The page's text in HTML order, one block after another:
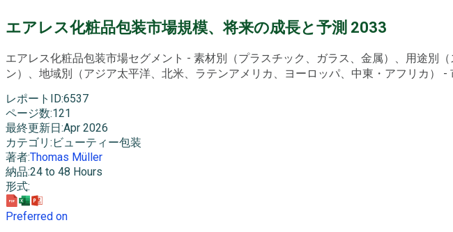
エアレス化粧品包装市場規模、将来の成長と予測 2033
エアレス化粧品包装市場セグメント - 素材別（プラスチック、ガラス、金属）、用途別
ン）、地域別（アジア太平洋、北米、ラテンアメリカ、ヨーロッパ、中東・アフリカ）
レポートID:6537
ページ数:121
最終更新日 :Apr 2026
カテゴリ : ビューティー包装
著者:Thomas Müller
納品:24 to 48 Hours
形式:
Preferred on